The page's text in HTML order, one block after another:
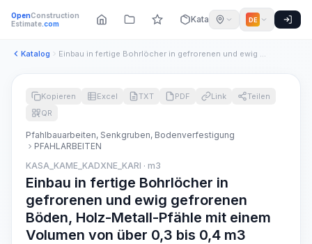
OpenConstruction
Estimate.com Katalog DE
Katalog Einbau in fertige Bohrlöcher in gefrorenen und ewig gefroren...
Kopieren Excel TXT PDF Link
Teilen
QR
Pfahlbauarbeiten, Senkgruben, Bodenverfestigung
PFAHLARBEITEN
KASA_KAME_KADXNE_KARI · m3
Einbau in fertige Bohrlöcher in
gefrorenen und ewig gefrorenen
Böden, Holz-Metall-Pfähle mit einem
Volumen von über 0,3 bis 0,4 m3